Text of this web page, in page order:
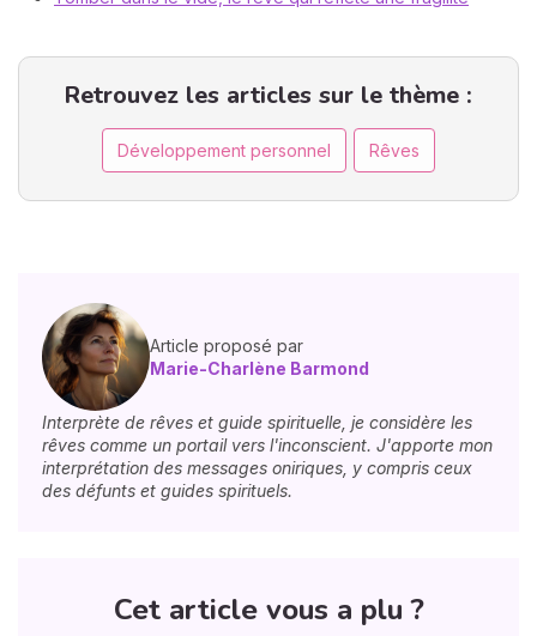
Retrouvez les articles sur le thème :
Développement personnel Rêves
Article proposé par
Marie-Charlène Barmond
Interprète de rêves et guide spirituelle, je considère les
rêves comme un portail vers l'inconscient. J'apporte mon
interprétation des messages oniriques, y compris ceux
des défunts et guides spirituels.
Cet article vous a plu ?